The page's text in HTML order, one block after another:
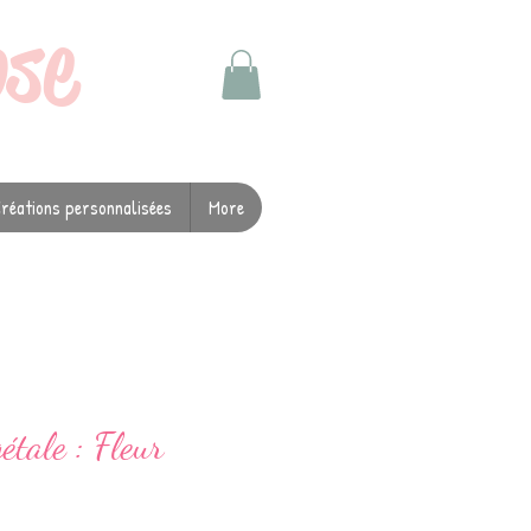
personnalisées More
: Fleur